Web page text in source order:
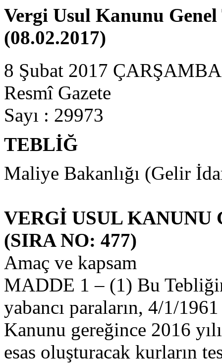
Vergi Usul Kanunu Genel
(08.02.2017)
8 Şubat 2017 ÇARŞAMBA
Resmî Gazete
Sayı : 29973
TEBLİĞ
Maliye Bakanlığı (Gelir
VERGİ USUL KANUNU
(SIRA NO: 477)
Amaç ve kapsam
MADDE 1 – (1) Bu
yabancı paraların, 4/1/
Kanunu gereğince 2016
esas oluşturacak kurların